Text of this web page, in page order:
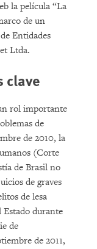
la película “La
de un
Entidades
Ltda.
clave
rol importante
de
de 2010, la
(Corte
de Brasil no
de graves
de lesa
Estado durante
de
de 2011,